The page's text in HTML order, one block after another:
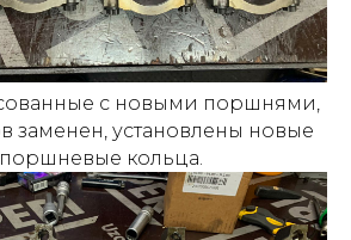
с новыми поршнями,
заменен, установлены новые
кольца.